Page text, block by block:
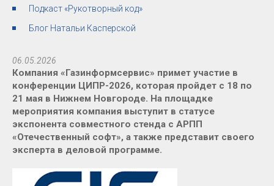
Подкаст «Рукотворный код»
Блог Натальи Касперской
06.05.2026
Компания «Газинформсервис» примет участие в
конференции ЦИПР-2026, которая пройдет с 18 по
21 мая в Нижнем Новгороде. На площадке
мероприятия компания выступит в статусе
экспонента совместного стенда с АРПП
«Отечественный софт», а также представит своего
эксперта в деловой программе.